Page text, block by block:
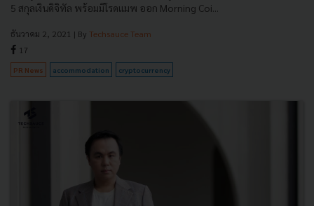
5 สกุลเงินดิจิทัล พร้อมมีโรดแมพ ออก Morning Coi...
ธันวาคม 2, 2021 | By Techsauce Team
17
PR News accommodation cryptocurrency